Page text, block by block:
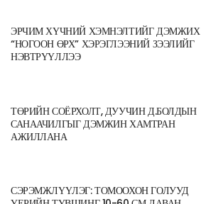
ЭРЧИМ ХҮЧНИЙ ХЭМНЭЛТИЙГ ДЭМЖИХ
“НОГООН ӨРХ” ХЭРЭГЛЭЭНИЙ ЗЭЭЛИЙГ
НЭВТРҮҮЛЛЭЭ
ТӨРИЙН СОЁРХОЛТ, ДУУЧИН Д.БОЛДЫН
САНААЧИЛГЫГ ДЭМЖИН ХАМТРАН
АЖИЛЛАНА
СЭРЭМЖЛҮҮЛЭГ: ТОМООХОН ГОЛУУД